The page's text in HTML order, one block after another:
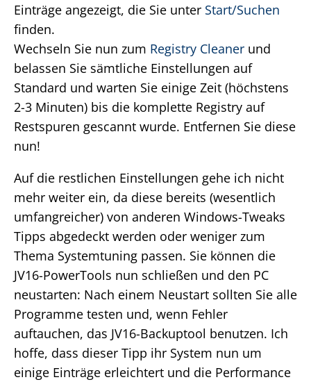
Einträge angezeigt, die Sie unter Start/Suchen
finden.
Wechseln Sie nun zum Registry Cleaner und
belassen Sie sämtliche Einstellungen auf
Standard und warten Sie einige Zeit (höchstens
2-3 Minuten) bis die komplette Registry auf
Restspuren gescannt wurde. Entfernen Sie diese
nun!
Auf die restlichen Einstellungen gehe ich nicht
mehr weiter ein, da diese bereits (wesentlich
umfangreicher) von anderen Windows-Tweaks
Tipps abgedeckt werden oder weniger zum
Thema Systemtuning passen. Sie können die
JV16-PowerTools nun schließen und den PC
neustarten: Nach einem Neustart sollten Sie alle
Programme testen und, wenn Fehler
auftauchen, das JV16-Backuptool benutzen. Ich
hoffe, dass dieser Tipp ihr System nun um
einige Einträge erleichtert und die Performance